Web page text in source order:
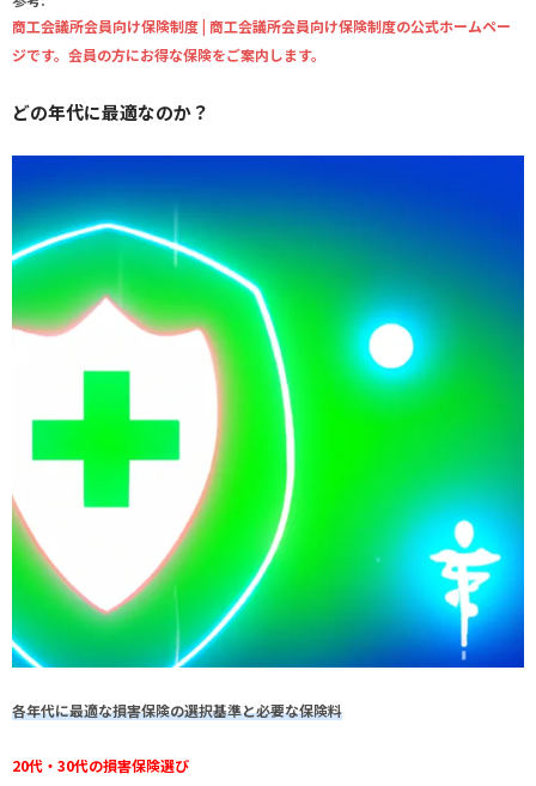
商工会議所会員向け保険制度 | 商工会議所会員向け保険制度の公式ホームペー
ジです。会員の方にお得な保険をご案内します。
どの年代に最適なのか？
各年代に最適な損害保険の選択基準と必要な保険料
20代・30代の損害保険選び